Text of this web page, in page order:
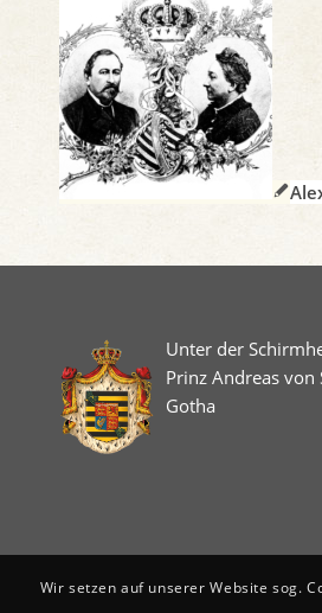
Unter der
Prinz Andreas von
Gotha
Wir setzen auf unserer Website sog.